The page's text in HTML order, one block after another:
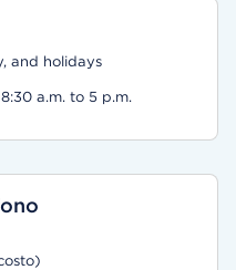
and holidays
a.m. to 5 p.m.